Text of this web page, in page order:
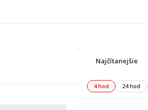
Najčítanejšie
4 hod 24 hod